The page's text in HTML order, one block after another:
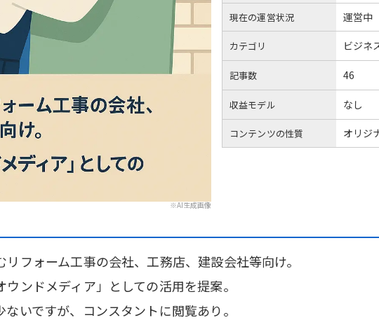
※AI生成画像
現在の運営状況 運営中
カテゴリ ビジネ
記事数 46
収益モデル なし
コンテンツの性質 オリジ
リフォーム工事の会社、工務店、建設会社等向け。
ウンドメディア」としての活用を提案。
ないですが、コンスタントに閲覧あり。